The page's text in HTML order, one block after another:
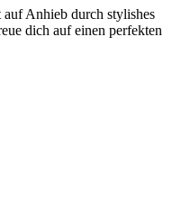
Anhieb durch stylishes
dich auf einen perfekten